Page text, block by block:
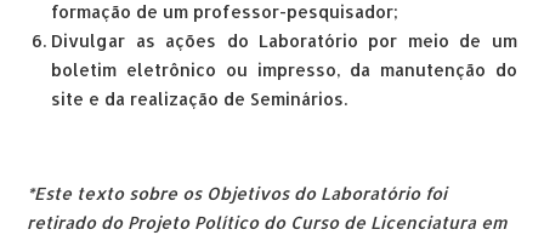
formação de um professor-pesquisador;
Divulgar as ações do Laboratório por meio de um
boletim eletrônico ou impresso, da manutenção do
site e da realização de Seminários.
*Este texto sobre os Objetivos do Laboratório foi
retirado do Projeto Político do Curso de Licenciatura em